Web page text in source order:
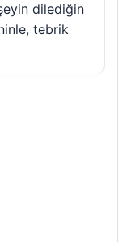
dilediğin
tebrik